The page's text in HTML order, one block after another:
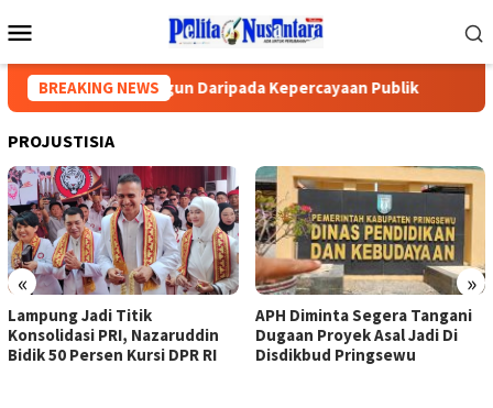
ke
Mobile
BREAKING NEWS
Mudah Dibangun Daripada Kepercayaan Publik
PROJUSTISIA
« »
Lampung Jadi Titik
Konsolidasi PRI, Nazaruddin
Bidik 50 Persen Kursi DPR RI
APH Diminta Segera Tangani
Dugaan Proyek Asal Jadi Di
Disdikbud Pringsewu